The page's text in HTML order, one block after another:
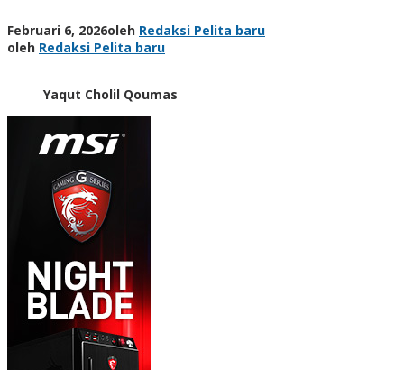
Februari 6, 2026oleh Redaksi Pelita baru
oleh Redaksi Pelita baru
Yaqut Cholil Qoumas